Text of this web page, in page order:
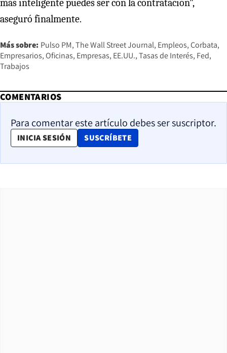
más inteligente puedes ser con la contratación”,
aseguró finalmente.
Más sobre: Pulso PM The Wall Street Journal Empleos Corbata
Empresarios Oficinas Empresas EE.UU. Tasas de Interés Fed
Trabajos
COMENTARIOS
Para comentar este artículo debes ser suscriptor.
INICIA SESIÓN SUSCRÍBETE
OPENS IN NEW WINDOW